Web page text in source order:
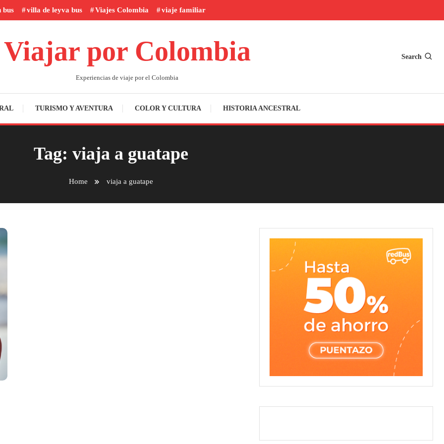
bus villa de leyva bus Viajes Colombia viaje familiar
Viajar por Colombia
Experiencias de viaje por el Colombia
Search
TURISMO Y AVENTURA COLOR Y CULTURA HISTORIA ANCESTRAL
Tag: viaja a guatape
Home viaja a guatape